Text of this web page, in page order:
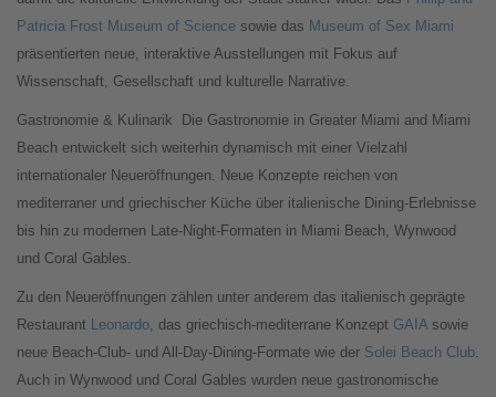
Patricia Frost Museum of Science sowie das Museum of Sex Miami
präsentierten neue, interaktive Ausstellungen mit Fokus auf
Wissenschaft, Gesellschaft und kulturelle Narrative.
Gastronomie & Kulinarik
Die Gastronomie in Greater Miami and Miami
Beach entwickelt sich weiterhin dynamisch mit einer Vielzahl
internationaler Neueröffnungen. Neue Konzepte reichen von
mediterraner und griechischer Küche über italienische Dining-Erlebnisse
bis hin zu modernen Late-Night-Formaten in Miami Beach, Wynwood
und Coral Gables.
Zu den Neueröffnungen zählen unter anderem das italienisch geprägte
Restaurant Leonardo, das griechisch-mediterrane Konzept GAIAsowie
neue Beach-Club- und All-Day-Dining-Formate wie der Solei Beach Club.
Auch in Wynwood und Coral Gables wurden neue gastronomische